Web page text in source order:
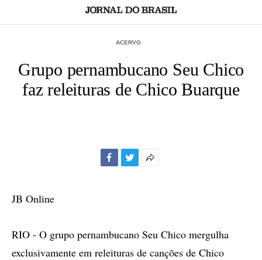
ACERVO
Grupo pernambucano Seu Chico
faz releituras de Chico Buarque
JB Online
RIO - O grupo pernambucano Seu Chico mergulha
exclusivamente em releituras de canções de Chico